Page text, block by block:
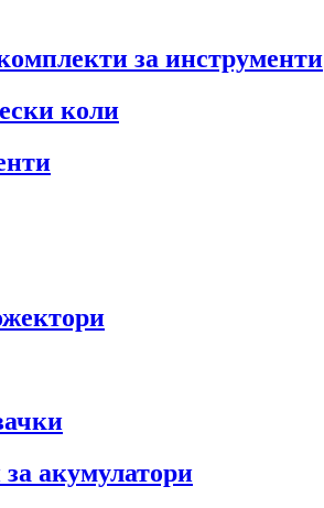
за инструменти
коли
акумулатори